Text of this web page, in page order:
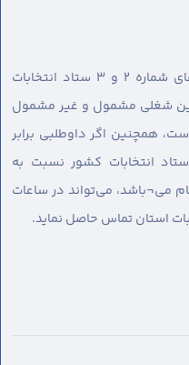
فتوحی در پایان افزود: در اطلاعیه های شماره 2 و 3 ستاد انتخابات
شغلی مشمول و غیر مشمول
است، همچنین اگر داوطلبی برابر
شماره (1)، (2)، و (3) ستاد انتخابات کشور نسبت به
می¬باشد، می‌تواند در ساعات